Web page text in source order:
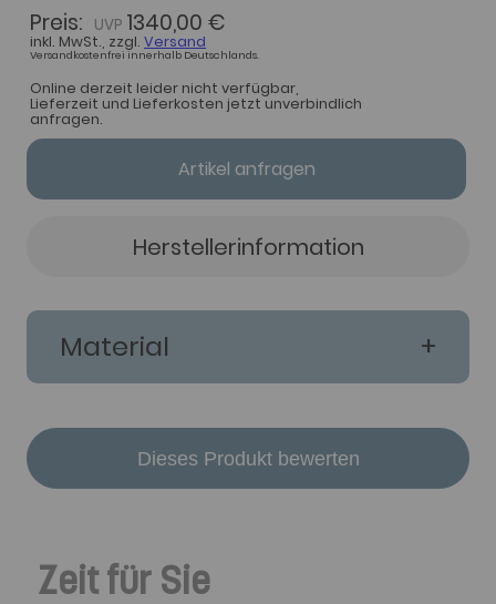
Preis: 1340,00 €
inkl. MwSt., zzgl. Versand
Versandkostenfrei innerhalb Deutschlands.
Online derzeit leider nicht verfügbar,
Lieferzeit und Lieferkosten jetzt unverbindlich
anfragen.
Artikel anfragen
Herstellerinformation
Material
Dieses Produkt bewerten
Zeit für Sie